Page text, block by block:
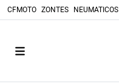
CFMOTO ZONTES NEUMATICOS